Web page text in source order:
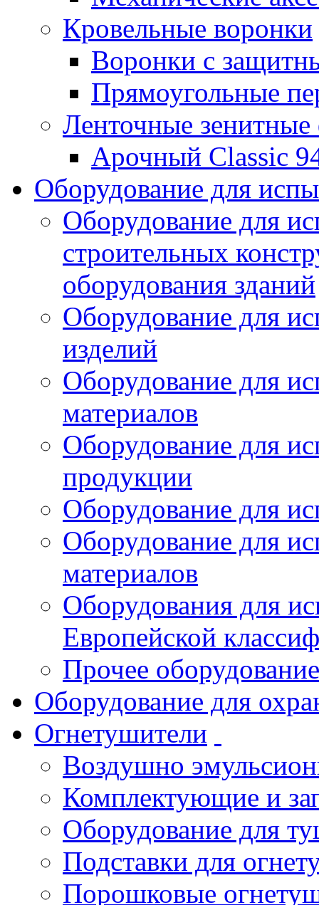
Кровельные воронки
Воронки с
Прямоугольные
Ленточные
Арочный Classic
Оборудование для
Оборудование для
строительных
оборудования зданий
Оборудование для
изделий
Оборудование для
материалов
Оборудование для
продукции
Оборудование для
Оборудование для
материалов
Оборудования для
Европейской
Прочее оборудование
Оборудование для
Огнетушители
Воздушно
Комплектующие и
Оборудование для
Подставки для
Порошковые